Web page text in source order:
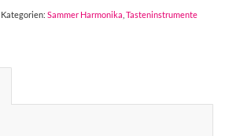
Kategorien: Sammer Harmonika Tasteninstrumente